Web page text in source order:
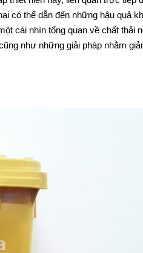
có thể dẫn đến những hậu quả
cái nhìn tổng quan về chất thải
như những giải pháp nhằm